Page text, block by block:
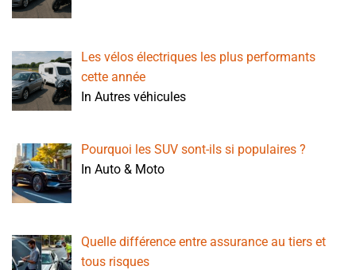
Les vélos électriques les plus performants
cette année
In Autres véhicules
Pourquoi les SUV sont-ils si populaires ?
In Auto & Moto
Quelle différence entre assurance au tiers et
tous risques